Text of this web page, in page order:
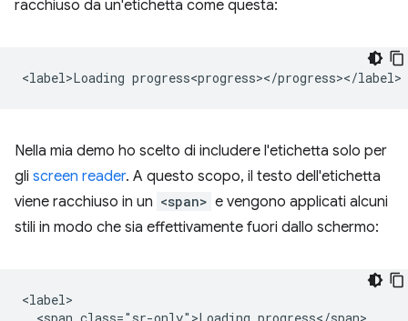
racchiuso da un'etichetta come questa:
Nella mia demo ho scelto di includere l'etichetta solo per
gli screen reader. A questo scopo, il testo dell'etichetta
viene racchiuso in un <span> e vengono applicati alcuni
stili in modo che sia effettivamente fuori dallo schermo:
<label>
  <span class="sr-only">Loading progress</span>